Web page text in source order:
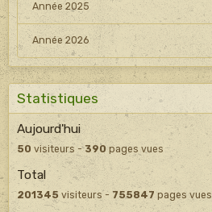
Année 2025
Année 2026
Statistiques
Aujourd'hui
50 visiteurs -390pages vues
Total
201345 visiteurs - 755847 pages vues